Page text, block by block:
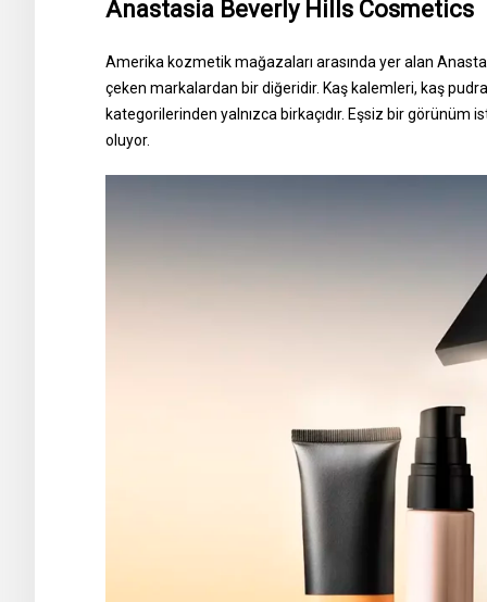
Anastasia Beverly Hills Cosmetics
Amerika kozmetik mağazaları arasında yer alan
çeken markalardan bir diğeridir. Kaş kalemleri, kaş
kategorilerinden yalnızca birkaçıdır. Eşsiz bir
oluyor.